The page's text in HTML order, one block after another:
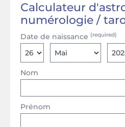
Calculateur
numérologie /
Nom
Prénom
Date de naissance (required)